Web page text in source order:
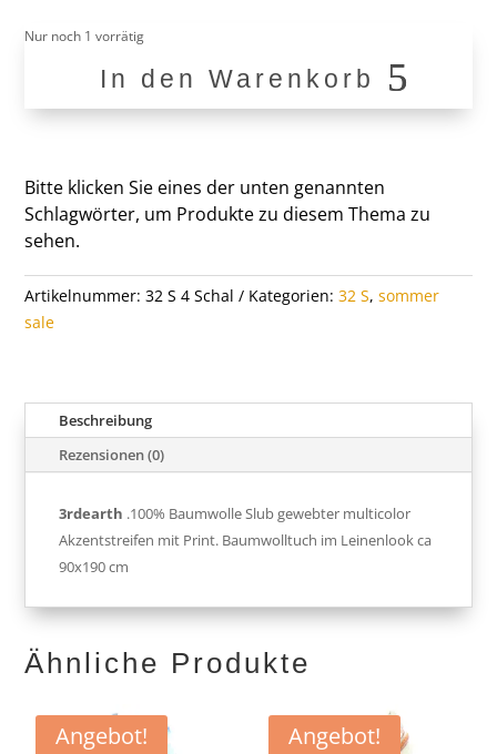
Nur noch 1 vorrätig
In den Warenkorb
Bitte klicken Sie eines der unten genannten
Schlagwörter, um Produkte zu diesem Thema zu
sehen.
Artikelnummer: 32 S 4 Schal Kategorien: 32 S, sommer
sale
Beschreibung
Rezensionen (0)
3rdearth .100% Baumwolle Slub gewebter multicolor
Akzentstreifen mit Print. Baumwolltuch im Leinenlook ca
90x190 cm
Ähnliche Produkte
Angebot! Angebot!